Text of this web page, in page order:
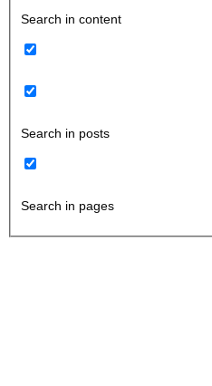
Search in content
Search in posts
Search in pages